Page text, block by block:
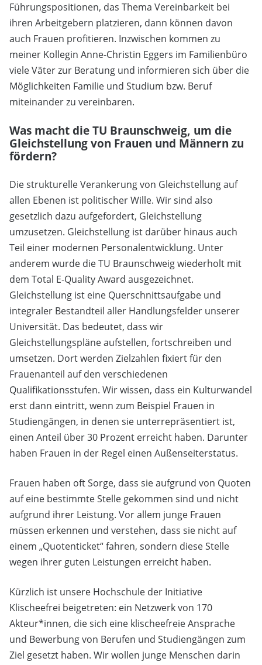
Führungspositionen, das Thema Vereinbarkeit bei
ihren Arbeitgebern platzieren, dann können davon
auch Frauen profitieren. Inzwischen kommen zu
meiner Kollegin Anne-Christin Eggers im Familienbüro
viele Väter zur Beratung und informieren sich über die
Möglichkeiten Familie und Studium bzw. Beruf
miteinander zu vereinbaren.
Was macht die TU Braunschweig, um die
Gleichstellung von Frauen und Männern zu
fördern?
Die strukturelle Verankerung von Gleichstellung auf
allen Ebenen ist politischer Wille. Wir sind also
gesetzlich dazu aufgefordert, Gleichstellung
umzusetzen. Gleichstellung ist darüber hinaus auch
Teil einer modernen Personalentwicklung. Unter
anderem wurde die TU Braunschweig wiederholt mit
dem Total E-Quality Award ausgezeichnet.
Gleichstellung ist eine Querschnittsaufgabe und
integraler Bestandteil aller Handlungsfelder unserer
Universität. Das bedeutet, dass wir
Gleichstellungspläne aufstellen, fortschreiben und
umsetzen. Dort werden Zielzahlen fixiert für den
Frauenanteil auf den verschiedenen
Qualifikationsstufen. Wir wissen, dass ein Kulturwandel
erst dann eintritt, wenn zum Beispiel Frauen in
Studiengängen, in denen sie unterrepräsentiert ist,
einen Anteil über 30 Prozent erreicht haben. Darunter
haben Frauen in der Regel einen Außenseiterstatus.
Frauen haben oft Sorge, dass sie aufgrund von Quoten
auf eine bestimmte Stelle gekommen sind und nicht
aufgrund ihrer Leistung. Vor allem junge Frauen
müssen erkennen und verstehen, dass sie nicht auf
einem „Quotenticket“ fahren, sondern diese Stelle
wegen ihrer guten Leistungen erreicht haben.
Kürzlich ist unsere Hochschule der Initiative
Klischeefrei beigetreten: ein Netzwerk von 170
Akteur*innen, die sich eine klischeefreie Ansprache
und Bewerbung von Berufen und Studiengängen zum
Ziel gesetzt haben. Wir wollen junge Menschen darin